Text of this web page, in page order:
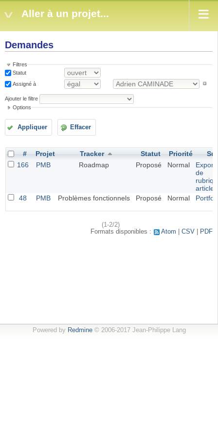
Aller à un projet...
Demandes
Filtres
Statut
Assigné à
Ajouter le filtre
Options
Appliquer Effacer
# Projet Tracker Statut Priorité
166
PMB Roadmap Proposé Normal
de
article
48
PMB Problèmes fonctionnels Proposé Normal
(1-2/2)
Formats disponibles :
Atom CSV PDF
Powered by Redmine© 2006-2017 Jean-Philippe Lang